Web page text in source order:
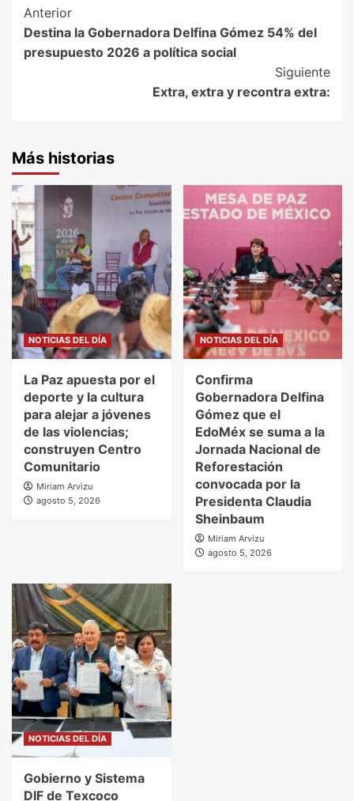
Post
Navigation
Anterior
Destina la Gobernadora Delfina Gómez 54% del
presupuesto 2026 a política social
Siguiente
Extra, extra y recontra extra:
Más historias
NOTICIAS DEL DÍA
La Paz apuesta por el
deporte y la cultura
para alejar a jóvenes
de las violencias;
construyen Centro
Comunitario
Miriam Arvizu
agosto 5, 2026
NOTICIAS DEL DÍA
Confirma
Gobernadora Delfina
Gómez que el
EdoMéx se suma a la
Jornada Nacional de
Reforestación
convocada por la
Presidenta Claudia
Sheinbaum
Miriam Arvizu
agosto 5, 2026
NOTICIAS DEL DÍA
Gobierno y Sistema
DIF de Texcoco